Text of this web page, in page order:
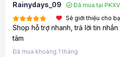
Rainydays_09
Đã mua tại PKXV
Sẽ giới thiệu cho
Shop hỗ trợ nhanh, trả lời tin
tâm
Đã mua khoảng 1 tháng